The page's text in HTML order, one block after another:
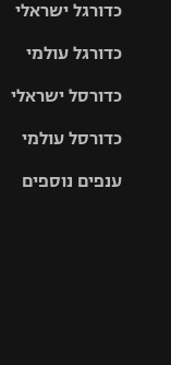
כדורגל ישראלי
גביע הטוטו
כדורגל עולמי
האלופות
ליגה
כדורסל ישראלי
סל
כדורסל עולמי
ענפים נוספים